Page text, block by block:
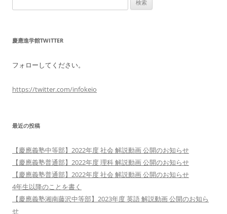
索:
慶應進学館TWITTER
フォローしてください。
https://twitter.com/infokeio
最近の投稿
【慶應義塾中等部】2022年度 社会 解説動画 公開のお知らせ
【慶應義塾普通部】2022年度 理科 解説動画 公開のお知らせ
【慶應義塾普通部】2022年度 社会 解説動画 公開のお知らせ
4年生以降のことを書く
【慶應義塾湘南藤沢中等部】2023年度 英語 解説動画 公開のお知ら
せ